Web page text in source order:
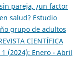
pareja, ¿un factor
salud? Estudio
grupo de adultos
CIENTÍFICA
1 (2024): Enero - Abril